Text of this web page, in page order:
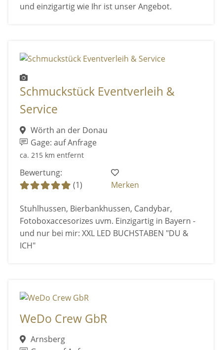
und einzigartig wie Ihr ist unser Angebot.
Schmuckstück Eventverleih &
Service
Wörth an der Donau
Gage: auf Anfrage
ca. 215 km entfernt
Bewertung:
(1)
Merken
Stuhlhussen, Bierbankhussen, Candybar,
Fotoboxaccesorizes uvm. Einzigartig in Bayern -
und nur bei mir: XXL LED BUCHSTABEN "DU &
ICH"
WeDo Crew GbR
Arnsberg